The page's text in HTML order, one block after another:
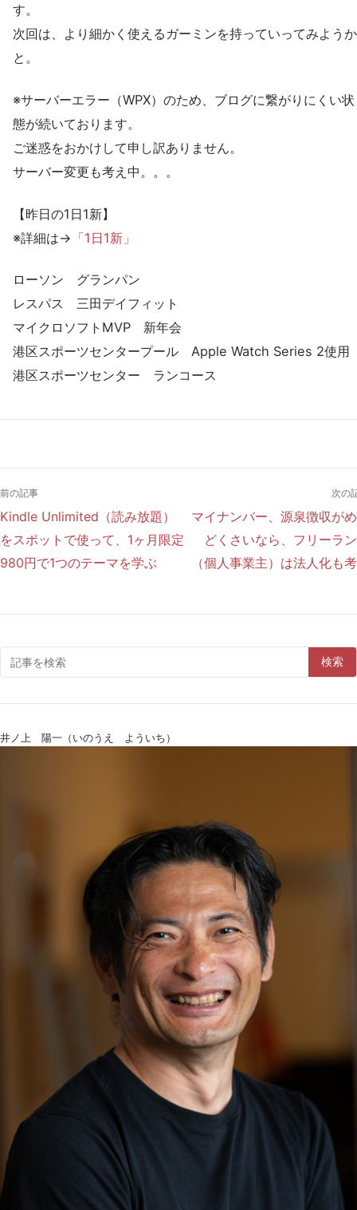
す。
次回は、より細かく使えるガーミンを持っていってみようか
と。
※サーバーエラー（WPX）のため、ブログに繋がりにくい状
態が続いております。
ご迷惑をおかけして申し訳ありません。
サーバー変更も考え中。。。
【昨日の1日1新】
※詳細は→ 「1日1新」
ローソン グランパン
レスパス 三田デイフィット
マイクロソフトMVP 新年会
港区スポーツセンタープール Apple Watch Series 2使用
港区スポーツセンター ランコース
前の記事
Kindle Unlimited（読み放題）
をスポットで使って、1ヶ月限定
980円で1つのテーマを学ぶ
次の
マイナンバー、源泉徴収が
どくさいなら、フリーラ
（個人事業主）は法人化も
検索
井ノ上 陽一（いのうえ よういち）